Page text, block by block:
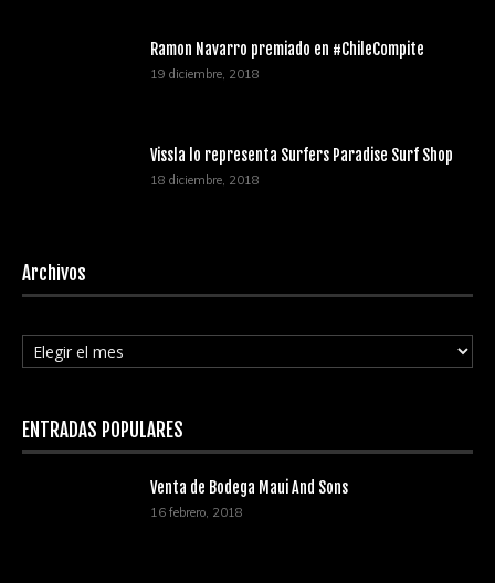
Ramon Navarro premiado en #ChileCompite
19 diciembre, 2018
Vissla lo representa Surfers Paradise Surf Shop
18 diciembre, 2018
Archivos
Archivos
ENTRADAS POPULARES
Venta de Bodega Maui And Sons
16 febrero, 2018